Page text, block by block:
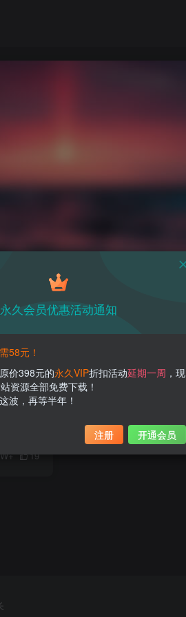
力打
19
永久会员优惠活动通知
58元！
价398元的永久VIP折扣活动延期一周 ，现
站资源全部免费下载！
波，再等半年！
注册 开通会员